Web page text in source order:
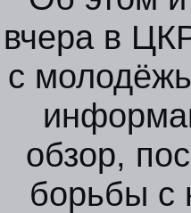
вчера в
с
обзор,
борьбы с